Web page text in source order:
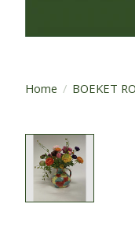
Home / BOEKET